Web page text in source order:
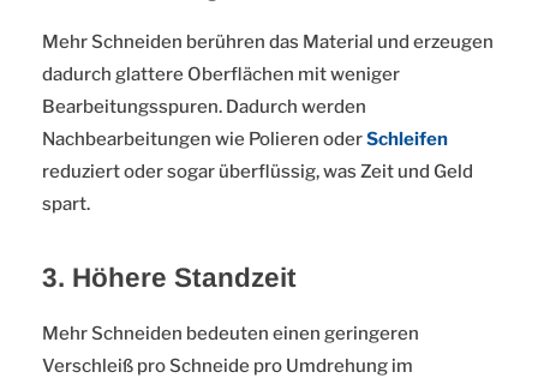
Mehr Schneiden berühren das Material und erzeugen
dadurch glattere Oberflächen mit weniger
Bearbeitungsspuren. Dadurch werden
Nachbearbeitungen wie Polieren oderSchleifen
reduziert oder sogar überflüssig, was Zeit und Geld
spart.
3. Höhere Standzeit
Mehr Schneiden bedeuten einen geringeren
Verschleiß pro Schneide pro Umdrehung im